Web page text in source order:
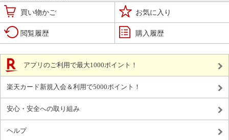
買い物かご お気に入り
閲覧履歴 購入履歴
アプリのご利用で最大1000ポイント！
楽天カード新規入会＆利用で5000ポイント！
安心・安全への取り組み
ヘルプ